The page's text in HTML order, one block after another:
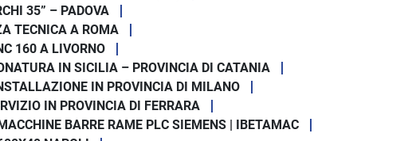
sono limitate.
per ricevere un’offerta personalizzata.
parole, più lavoro.
35” – PADOVA
TECNICA A ROMA
160 A LIVORNO
IN SICILIA – PROVINCIA DI CATANIA
IN PROVINCIA DI MILANO
IN PROVINCIA DI FERRARA
BARRE RAME PLC SIEMENS | IBETAMAC